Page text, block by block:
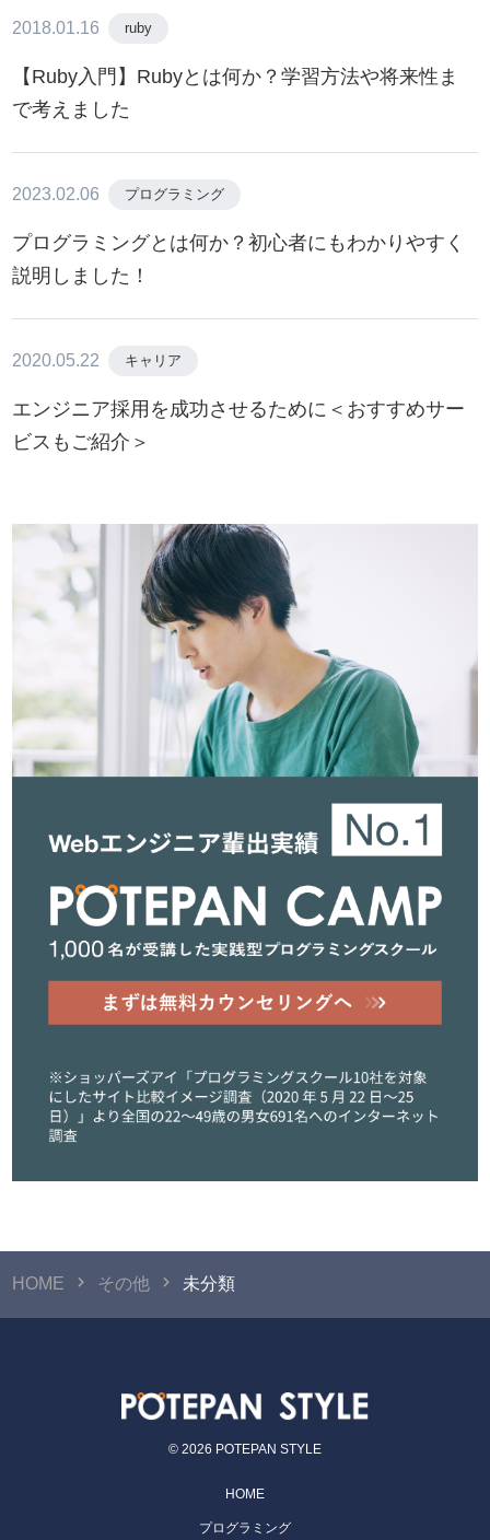
2018.01.16 ruby
【Ruby入門】Rubyとは何か？学習方法や将来性ま
で考えました
2023.02.06 プログラミング
プログラミングとは何か？初心者にもわかりやすく
説明しました！
2020.05.22 キャリア
エンジニア採用を成功させるために＜おすすめサー
ビスもご紹介＞
HOME その他 未分類
© 2026 POTEPAN STYLE
HOME
プログラミング